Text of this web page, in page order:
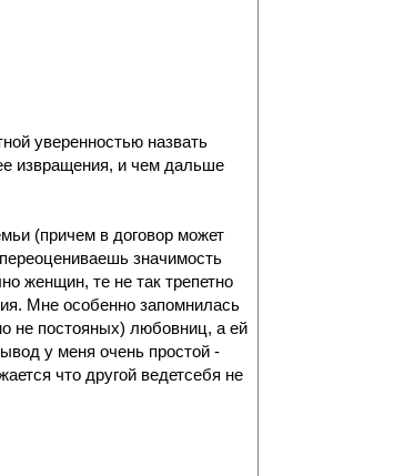
уверенностью назвать
извращения, и чем дальше
(причем в договор может
значимость
женщин, те не так трепетно
Мне особенно запомнилась
не постояных) любовниц, а ей
у меня очень простой -
что другой ведетсебя не